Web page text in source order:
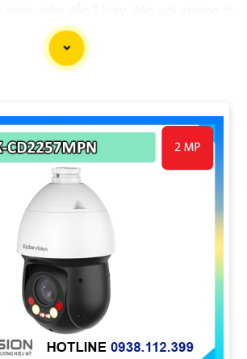
biệt và được tư vấn về giải pháp
nhu cầu an ninh của bạn!"
Camera Kbvision với giá ưu đãi
kết cung cấp Camera Kbvision
khấu cao nhất trên thị trường.
tôi để trải nghiệm dịch vụ tốt nhất
vấn chuyên nghiệp về giải pháp an
giới thiệu trên sẽ giúp bạn thành
cận khách hàng và tăng cơ hội
Nếu có bất kỳ yêu cầu hay câu hỏi
thể chia sẻ để tôi hỗ trợ bạn tốt hơn!